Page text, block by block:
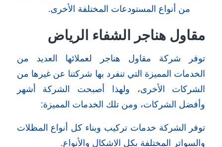
من أنواع المستودعات المختلفة الأخرى.
مقاول هناجر الشفاء الرياض
توفر شركة مقاول هناجر لعملائها العديد من
الخدمات المميزة التي تنفرد بها شركتنا عن غيرها من
الشركات الأخرى، ولهذا أصبحت الشركة أشهر
وأفضل الشركات، ومن تلك الخدمات المميزة:
توفر الشركة خدمات تركيب وبناء كل أنواع المظلات
والسواتر المختلفة بكل الاشكال والأنواع.